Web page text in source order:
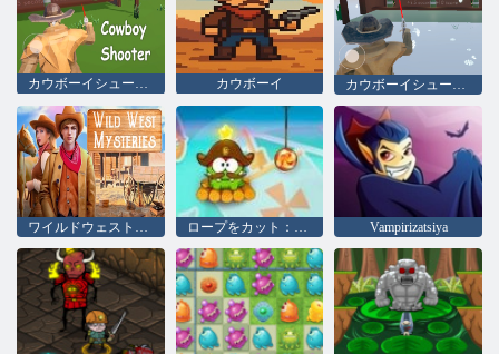
カウボーイシューター カウボーイ カウボーイシューター2
ワイルドウェストミステリー ロープをカット：タイムトラベル Vampirizatsiya